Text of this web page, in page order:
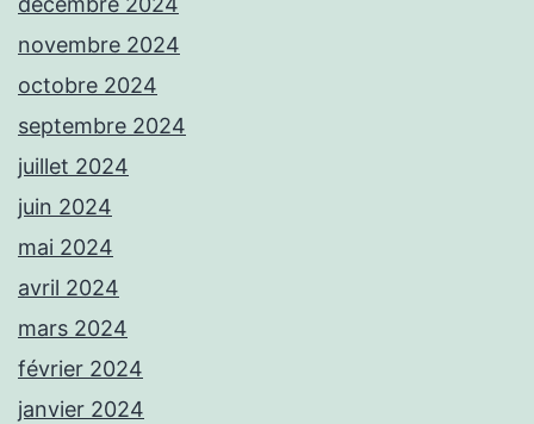
novembre 2024
octobre 2024
septembre 2024
juillet 2024
juin 2024
mai 2024
avril 2024
mars 2024
février 2024
janvier 2024